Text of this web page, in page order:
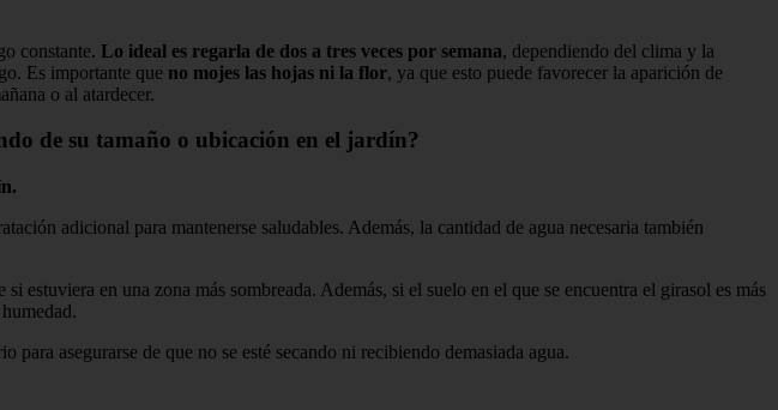
constante. Lo ideal es regarla de dos a tres veces por semana, dependiendo del clima y la
Es importante que no mojes las hojas ni la flor, ya que esto puede favorecer la aparición de
o al atardecer.
de su tamaño o ubicación en el jardín?
adicional para mantenerse saludables. Además, la cantidad de agua necesaria también
estuviera en una zona más sombreada. Además, si el suelo en el que se encuentra el girasol es más
asegurarse de que no se esté secando ni recibiendo demasiada agua.